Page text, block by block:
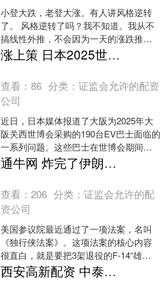
小登大跌，老登大涨。有人讲风格逆转
了。 风格逆转了吗？我不知道。我从不
搞线性外推，不会因为一天的涨跌推断
接下来一年的走势。 但有一点是肯定
的。这一两周跟着我止盈....
涨上策 日本2025世博会电动大巴报废，当时宣称日本制造，如今改口称中国制造
查看：86 分类：证监会允许的配资
公司
近日，日本媒体报道了大阪为2025年大
阪关西世博会采购的190台EV巴士面临的
一系列问题。这些巴士在世博会期间投
入使用后，出现多项技术故障，导致后
续路线巴士转用....
通牛网 炸完了伊朗的，美国转头要“复活”自己的F-14战斗机
查看：206 分类：证监会允许的配
资公司
美国参议院最近通过了一项法案，名叫
《独行侠法案》。这项法案的核心内容
很直白，就是要把3架退役的F-14“雄
猫”战斗机，送到阿拉巴马州的博物馆保
存，更让人意外的是....
西安高新配资 中泰投资新风暴! 中资涌入的时机你抓住了吗